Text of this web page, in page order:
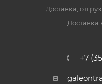
Доставка,
Доставка
+7